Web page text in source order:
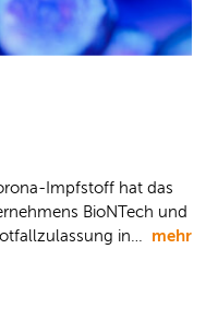
Impfstoff hat das
BioNTech und
in… mehr